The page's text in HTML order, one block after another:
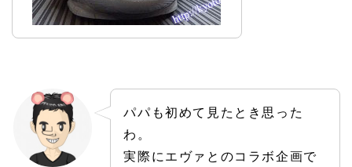
パパも初めて見たとき思った
わ。
実際にエヴァとのコラボ企画で